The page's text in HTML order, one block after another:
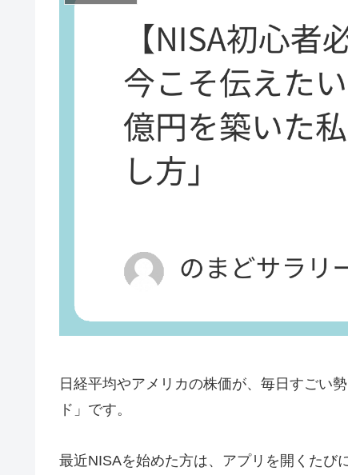
日経平均やアメリカの株価が、毎日すごい
ド」です。
最近NISAを始めた方は、アプリを開くたび